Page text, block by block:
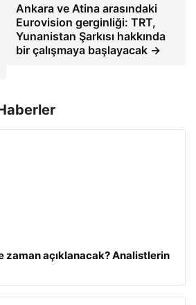
Ankara ve Atina arasındaki
Eurovision gerginliği: TRT,
Yunanistan Şarkısı hakkında
bir çalışmaya başlayacak →
zaman açıklanacak? Analistlerin